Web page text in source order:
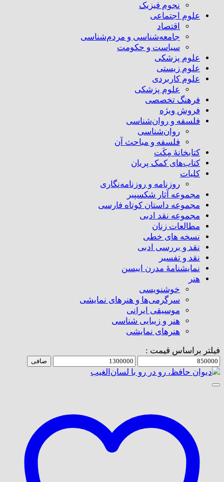
نجوم فیزیک
علوم اجتماعی
اقتصاد
جامعه‌شناسی و مردم‌شناسی
سیاست و حکومت
علوم پزشکی
علوم زیستی
علوم کاربردی
علوم پزشکی
فرهنگ تخصصی
فروش ویژه
فلسفه و روان‌شناسی
روان‌شناسی
فلسفه و مباحث آن
کتابخانۀ مِکَت
کتاب‌های کمک پریان
کلیات
روزنامه و روزنامه‌نگاری
مجموعه آثار شکسپیر
مجموعه داستان کوتاه فارسی
مجموعه نقد ادبی
مطالعات زنان
نسخه های خطی
نقد و بررسی ادبی
نقد و تفسیر
نمایشنامۀ مدرن ایبسن
هنر
خوشنویسی
سرگرمی‌ها و هنرهای نمایشی
موسیقی ایرانی
هنر و زیبایی شناسی
هنر‌های نمایشی
فیلتر براساس قیمت :
حداقل
قیمت
حداكثر
قيمت
صافی